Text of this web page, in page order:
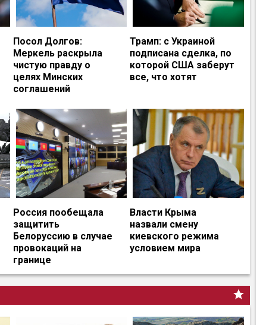
Посол Долгов:
Меркель раскрыла
чистую правду о
целях Минских
соглашений
Трамп: с Украиной
подписана сделка, по
которой США заберут
все, что хотят
Россия пообещала
защитить
Белоруссию в случае
провокаций на
границе
Власти Крыма
назвали смену
киевского режима
условием мира